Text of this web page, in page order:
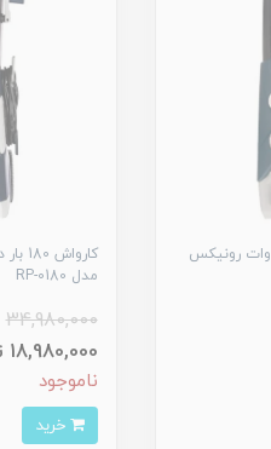
کارواش 100 بار دینامی 1400 وات رونیکس
مدل RP-0180
34,980,000
18,980,000 تومان
ناموجود
خرید